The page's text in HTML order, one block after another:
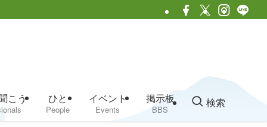
こう ひと
People
イベント
Events
掲示板
BBS
検索